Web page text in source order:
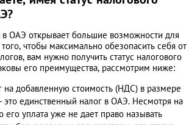
в ОАЭ открывает большие возможности для
чтобы максимально обезопасить себя от
вам нужно получить статус налогового
его преимущества, рассмотрим ниже:
на добавленную стоимость (НДС) в размере
единственный налог в ОАЭ. Несмотря на
его уплата уже не дает право называть